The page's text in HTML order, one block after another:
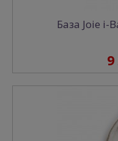
База Joie i-
9